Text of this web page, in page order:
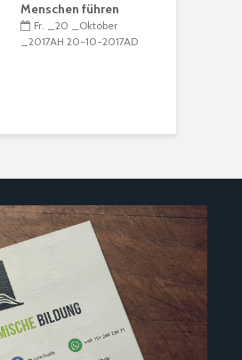
Menschen führen
Fr. _20 _Oktober
_2017AH 20-10-2017AD